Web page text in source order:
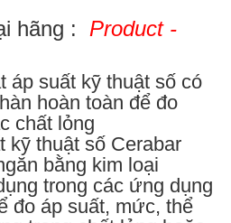
hãng :
Product -
áp suất kỹ thuật số có
hoàn toàn để đo
chất lỏng
kỹ thuật số Cerabar
bằng kim loại
trong các ứng dụng
đo áp suất, mức, thể